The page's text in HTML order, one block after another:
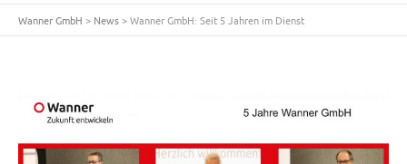
Wanner GmbH > News>Wanner GmbH: Seit 5 Jahren im Dienst